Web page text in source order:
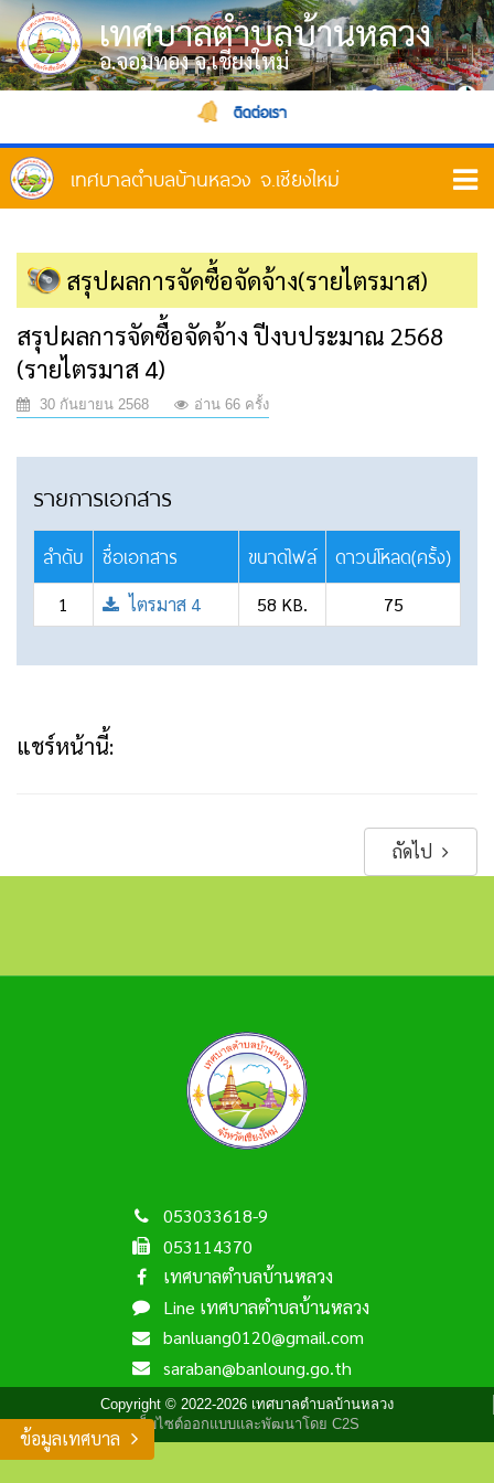
เทศบาลตำบลบ้านหลวง
อ.จอมทอง จ.เชียงใหม่
ติดต่อเรา
ข้อมูลเทศบาล
สรุปผลการจัดซื้อจัดจ้าง(รายไตรมาส)
สรุปผลการจัดซื้อจัดจ้าง ปีงบประมาณ 2568
(รายไตรมาส 4)
30 กันยายน 2568 อ่าน 66 ครั้ง
รายการเอกสาร
ลำดับ ชื่อเอกสาร ขนาดไฟล์ ดาวน์โหลด(ครั้ง)
1 ไตรมาส 4 58 KB. 75
แชร์หน้านี้:
ถัดไป
053033618-9
053114370
เทศบาลตำบลบ้านหลวง
Line เทศบาลตำบลบ้านหลวง
banluang0120@gmail.com
saraban@banloung.go.th
Copyright © 2022-2026 เทศบาลตำบลบ้านหลวง
เว็บไซต์ออกแบบและพัฒนาโดย C2S